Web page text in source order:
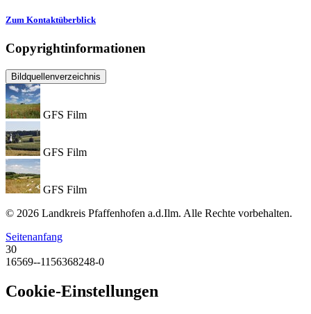
Zum Kontaktüberblick
Copyrightinformationen
Bildquellenverzeichnis
GFS Film
GFS Film
GFS Film
© 2026 Landkreis Pfaffenhofen a.d.Ilm. Alle Rechte vorbehalten.
Seitenanfang
30
16569--1156368248-0
Cookie-Einstellungen